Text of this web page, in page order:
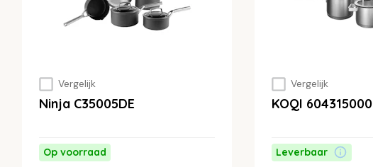
Vergelijk
Ninja C35005DE
Op voorraad
Vergelijk
KOQI
Leverbaar